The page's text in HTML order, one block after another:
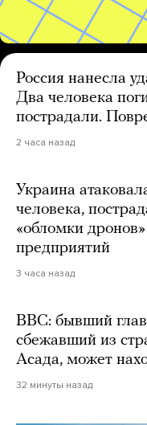
Россия нанесла
Два человека
пострадали.
2 часа назад
Украина
человека,
«обломки
предприятий
3 часа назад
BBC: бывший
сбежавший из
Асада, может
32 минуты назад